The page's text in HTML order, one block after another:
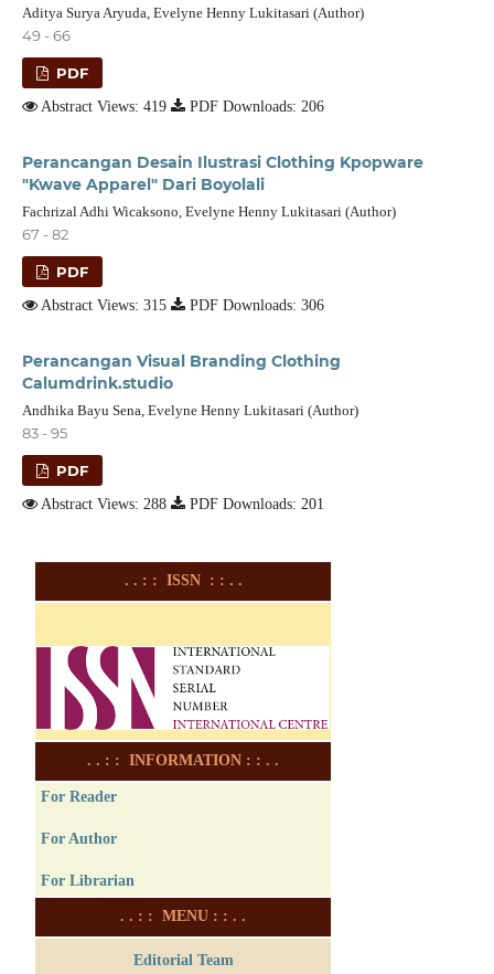
Aditya Surya Aryuda, Evelyne Henny Lukitasari (Author)
49 - 66
PDF
Abstract Views: 419 PDF Downloads: 206
Perancangan Desain Ilustrasi Clothing Kpopware
"Kwave Apparel" Dari Boyolali
Fachrizal Adhi Wicaksono, Evelyne Henny Lukitasari (Author)
67 - 82
PDF
Abstract Views: 315 PDF Downloads: 306
Perancangan Visual Branding Clothing
Calumdrink.studio
Andhika Bayu Sena, Evelyne Henny Lukitasari (Author)
83 - 95
PDF
Abstract Views: 288 PDF Downloads: 201
. . : : ISSN : : . .
. . : : INFORMATION : : . .
For Reader
For Author
For Librarian
. . : : MENU : : . .
Editorial Team